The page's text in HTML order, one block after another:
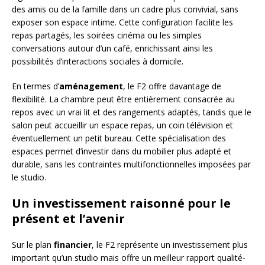
des amis ou de la famille dans un cadre plus convivial, sans
exposer son espace intime. Cette configuration facilite les
repas partagés, les soirées cinéma ou les simples
conversations autour d’un café, enrichissant ainsi les
possibilités d’interactions sociales à domicile.
En termes d’aménagement, le F2 offre davantage de
flexibilité. La chambre peut être entièrement consacrée au
repos avec un vrai lit et des rangements adaptés, tandis que le
salon peut accueillir un espace repas, un coin télévision et
éventuellement un petit bureau. Cette spécialisation des
espaces permet d’investir dans du mobilier plus adapté et
durable, sans les contraintes multifonctionnelles imposées par
le studio.
Un investissement raisonné pour le
présent et l’avenir
Sur le plan financier, le F2 représente un investissement plus
important qu’un studio mais offre un meilleur rapport qualité-